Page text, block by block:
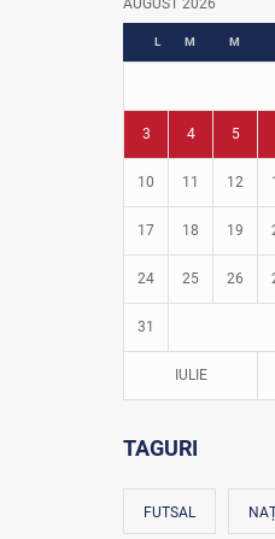
Fotbal în
AUGUST 2026
L M M
3 4 5
10 11 12
17 18 19
24 25 26
31
IULIE
TAGURI
FUTSAL